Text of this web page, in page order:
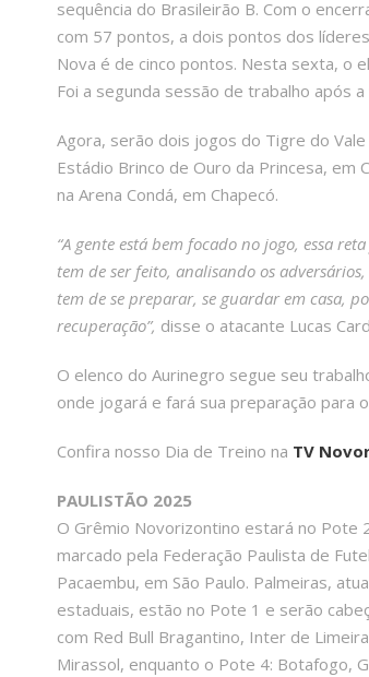
sequência do Brasileirão B. Com o
com 57 pontos, a dois pontos dos
Nova é de cinco pontos. Nesta sexta, o
Foi a segunda sessão de trabalho após
Agora, serão dois jogos do Tigre do
Estádio Brinco de Ouro da Princesa, em
na Arena Condá, em Chapecó.
“A gente está bem focado no jogo, essa
tem de ser feito, analisando os
tem de se preparar, se guardar em casa,
recuperação”, disse o atacante Lucas
O elenco do Aurinegro segue seu
onde jogará e fará sua preparação para
Confira nosso Dia de Treino na TV
PAULISTÃO 2025
O Grêmio Novorizontino estará no Pote
marcado pela Federação Paulista de
Pacaembu, em São Paulo. Palmeiras,
estaduais, estão no Pote 1 e serão
com Red Bull Bragantino, Inter de
Mirassol, enquanto o Pote 4: Botafogo,